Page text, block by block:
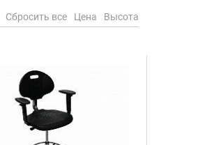
Сбросить все Цена Высота